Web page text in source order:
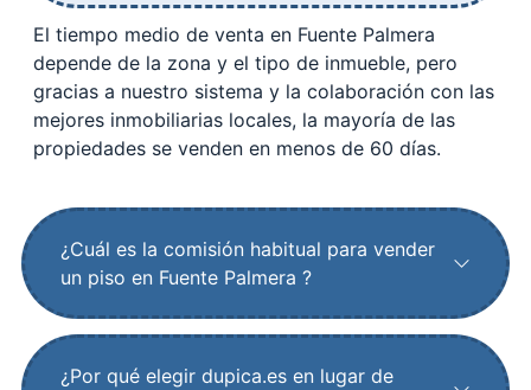
El tiempo medio de venta en Fuente Palmera
depende de la zona y el tipo de inmueble, pero
gracias a nuestro sistema y la colaboración con las
mejores inmobiliarias locales, la mayoría de las
propiedades se venden en menos de 60 días.
¿Cuál es la comisión habitual para vender
un piso en Fuente Palmera ?
¿Por qué elegir dupica.es en lugar de